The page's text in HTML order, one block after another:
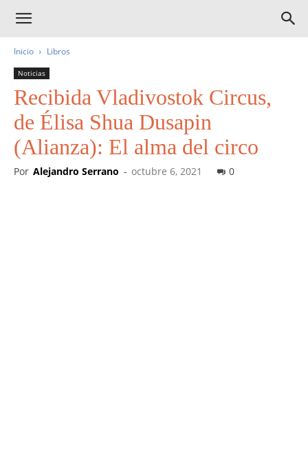
Inicio Libros
Noticias
Recibida Vladivostok Circus,
de Élisa Shua Dusapin
(Alianza): El alma del circo
Por Alejandro Serrano - octubre 6, 2021 0